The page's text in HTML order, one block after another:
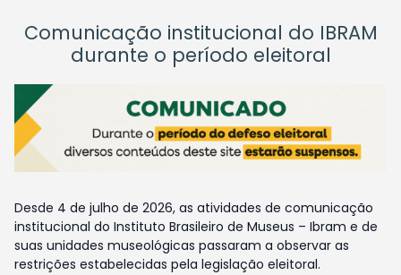
Comunicação institucional do IBRAM
durante o período eleitoral
Desde 4 de julho de 2026, as atividades de comunicação
institucional do Instituto Brasileiro de Museus – Ibram e de
suas unidades museológicas passaram a observar as
restrições estabelecidas pela legislação eleitoral.